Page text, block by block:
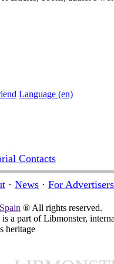
Language (en)
Contacts
· News · For Advertisers
® All rights reserved.
a part of Libmonster,
heritage